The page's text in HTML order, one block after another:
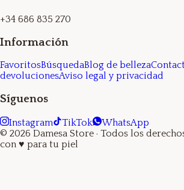
+34 686 835 270
Información
FavoritosBúsquedaBlog de belleza
devolucionesAviso legal y privacidad
Síguenos
Instagram TikTok
WhatsApp
© 2026 Damesa Store · Todos los
con ♥ para tu piel